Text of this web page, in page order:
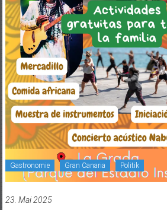
Gastronomie Gran Canaria Politik
23. Mai 2025